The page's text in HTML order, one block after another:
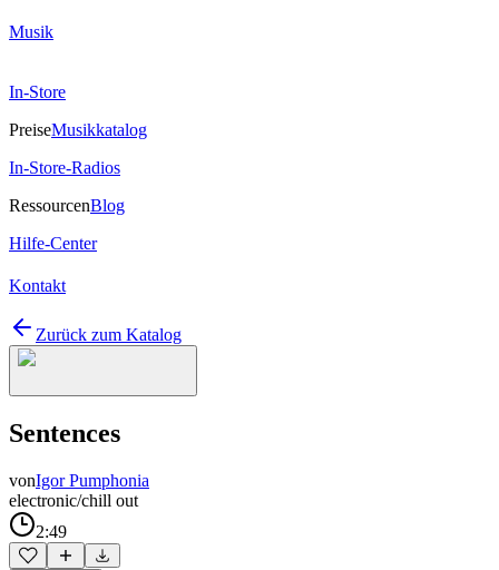
Musik
In-Store
PreiseMusikkatalog
In-Store-Radios
RessourcenBlog
Hilfe-Center
Kontakt
Zurück zum Katalog
Sentences
vonIgor Pumphonia
electronic/chill out
2:49